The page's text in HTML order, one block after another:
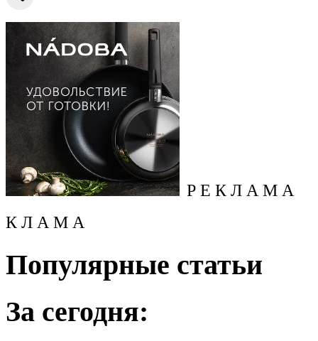
Р Е К Л А М А
К Л А М А
Популярные статьи
За сегодня: